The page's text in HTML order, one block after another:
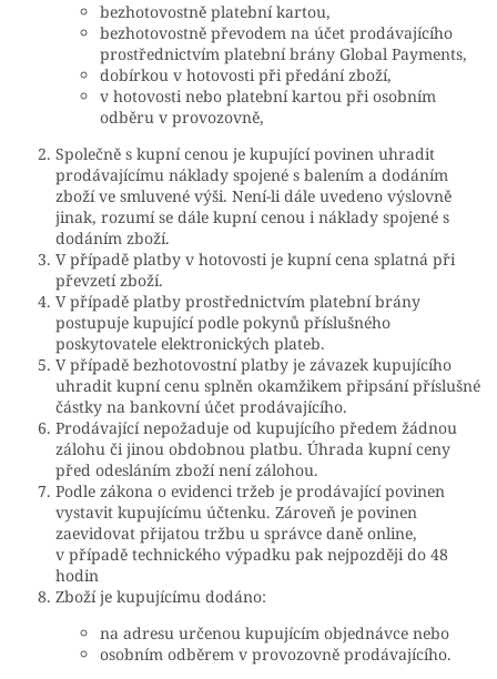
bezhotovostně platební kartou,
bezhotovostně převodem na účet prodávajícího
prostřednictvím platební brány Global Payments,
dobírkou v hotovosti při předání zboží,
v hotovosti nebo platební kartou při osobním
odběru v provozovně,
Společně s kupní cenou je kupující povinen uhradit
prodávajícímu náklady spojené s balením a dodáním
zboží ve smluvené výši. Není-li dále uvedeno výslovně
jinak, rozumí se dále kupní cenou i náklady spojené s
dodáním zboží.
V případě platby v hotovosti je kupní cena splatná při
převzetí zboží.
V případě platby prostřednictvím platební brány
postupuje kupující podle pokynů příslušného
poskytovatele elektronických plateb.
V případě bezhotovostní platby je závazek kupujícího
uhradit kupní cenu splněn okamžikem připsání příslušné
částky na bankovní účet prodávajícího.
Prodávající nepožaduje od kupujícího předem žádnou
zálohu či jinou obdobnou platbu. Úhrada kupní ceny
před odesláním zboží není zálohou.
Podle zákona o evidenci tržeb je prodávající povinen
vystavit kupujícímu účtenku. Zároveň je povinen
zaevidovat přijatou tržbu u správce daně online,
v případě technického výpadku pak nejpozději do 48
hodin
Zboží je kupujícímu dodáno:
na adresu určenou kupujícím objednávce nebo
osobním odběrem v provozovně prodávajícího.